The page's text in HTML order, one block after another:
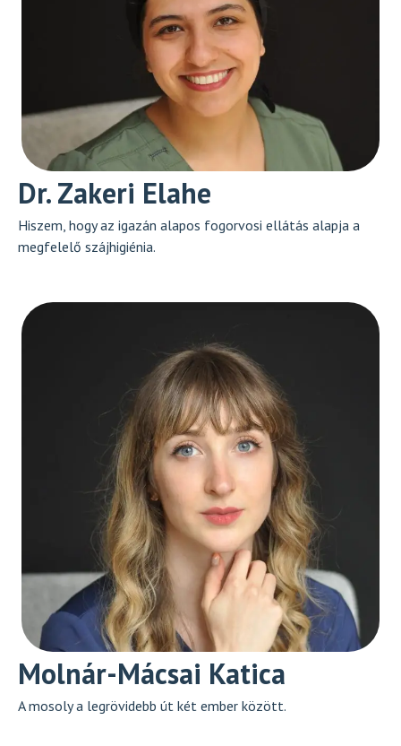
Dr. Zakeri Elahe
Hiszem, hogy az igazán alapos fogorvosi ellátás alapja a
megfelelő szájhigiénia.
Molnár-Mácsai Katica
A mosoly a legrövidebb út két ember között.